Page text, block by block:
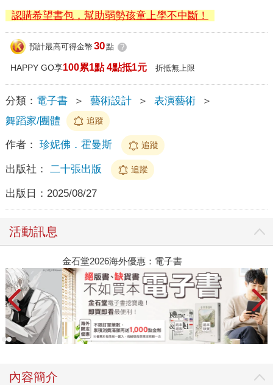
認購希望書包，幫助弱勢孩童上學不中斷！
預計最高可得金幣 30點 ?
HAPPY GO享100累1點 4點抵1元 折抵無上限
分類： 電子書 ＞ 藝術設計 ＞ 表演藝術
＞
舞蹈家/團體
追蹤
作者： 珍妮佛．霍曼斯 追蹤
出版社： 二十張出版 追蹤
出版日： 2025/08/27
活動訊息
金石堂2026海外優惠：電子書
內容簡介